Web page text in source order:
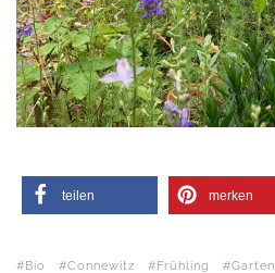
teilen merken
Bio Connewitz Frühling Garten